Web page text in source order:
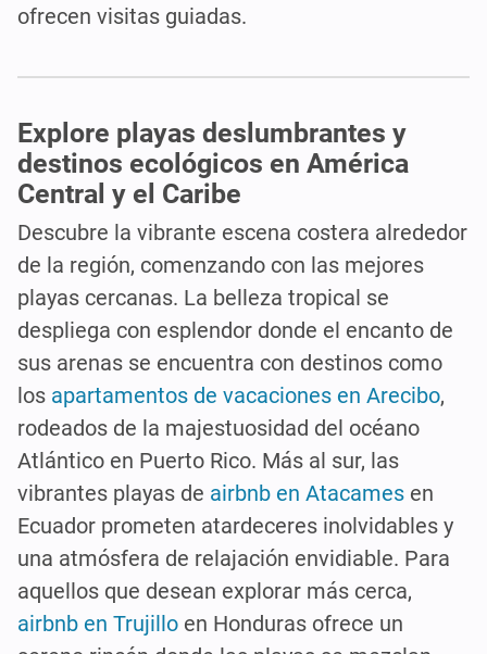
ofrecen visitas guiadas.
Explore playas deslumbrantes y
destinos ecológicos en América
Central y el Caribe
Descubre la vibrante escena costera alrededor
de la región, comenzando con las mejores
playas cercanas. La belleza tropical se
despliega con esplendor donde el encanto de
sus arenas se encuentra con destinos como
los apartamentos de vacaciones en Arecibo,
rodeados de la majestuosidad del océano
Atlántico en Puerto Rico. Más al sur, las
vibrantes playas de airbnb en Atacames en
Ecuador prometen atardeceres inolvidables y
una atmósfera de relajación envidiable. Para
aquellos que desean explorar más cerca,
airbnb en Trujillo en Honduras ofrece un